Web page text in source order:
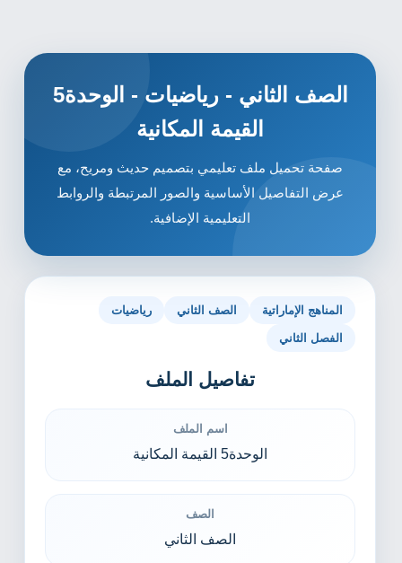
الصف الثاني - رياضيات - الوحدة5
القيمة المكانية
صفحة تحميل ملف تعليمي بتصميم حديث ومريح، مع
عرض التفاصيل الأساسية والصور المرتبطة والروابط
التعليمية الإضافية.
المناهج الإماراتية الصف الثاني رياضيات
الفصل الثاني
تفاصيل الملف
اسم الملف
الوحدة5 القيمة المكانية
الصف
الصف الثاني